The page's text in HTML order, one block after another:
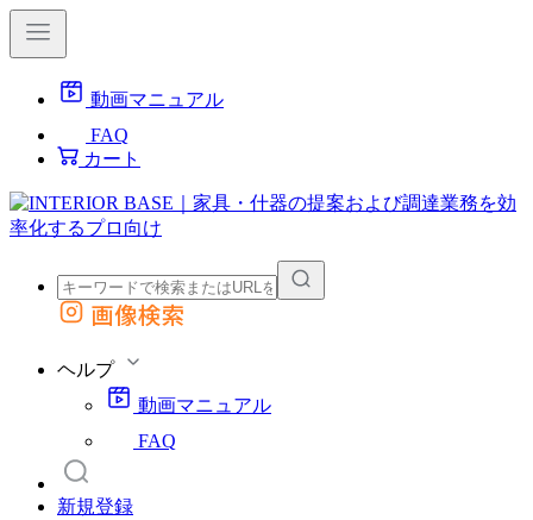
動画マニュアル
FAQ
カート
外部サイトの商品をカートに追加
画像検索
ヘルプ
動画マニュアル
FAQ
新規登録